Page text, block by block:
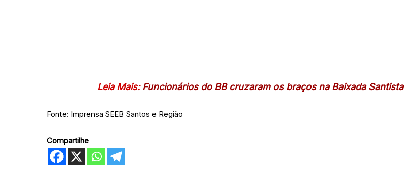
Leia Mais:Funcionários do BB cruzaram os braços na Baixada Santista
Fonte: Imprensa SEEB Santos e Região
Compartilhe